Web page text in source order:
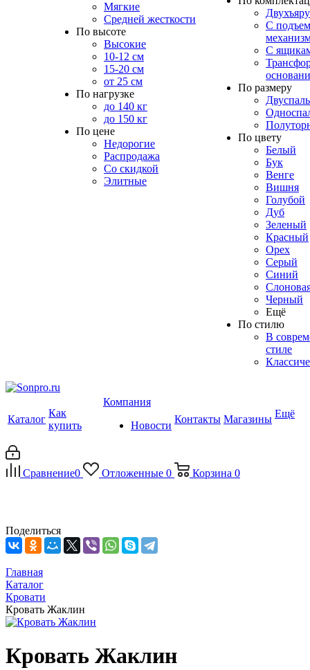
Мягкие
Средней жесткости
По высоте
Высокие
10-12 см
15-20 см
от 25 см
По нагрузке
до 140 кг
до 150 кг
По цене
Недорогие
Распродажа
Со скидкой
Элитные
С
С
По размеру
По цвету
Белый
Бук
Венге
Вишня
Голубой
Дуб
Зеленый
Красный
Орех
Серый
Синий
Черный
Ещё
По стилю
В
стиле
Каталог
Как
купить
Компания
Новости
Контакты Магазины Ещё
Сравнение0 Отложенные 0 Корзина 0
Поделиться
Главная
Каталог
Кровати
Кровать Жаклин
Кровать Жаклин